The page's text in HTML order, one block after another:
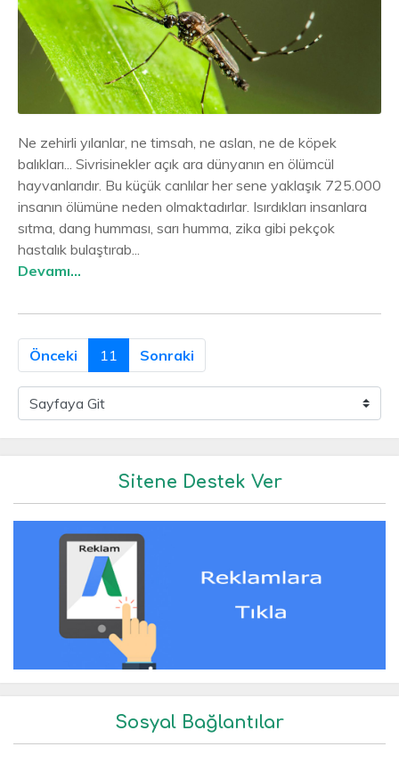
Ne zehirli yılanlar, ne timsah, ne aslan, ne de köpek
balıkları... Sivrisinekler açık ara dünyanın en ölümcül
hayvanlarıdır. Bu küçük canlılar her sene yaklaşık 725.000
insanın ölümüne neden olmaktadırlar. Isırdıkları insanlara
sıtma, dang humması, sarı humma, zika gibi pekçok
hastalık bulaştırab...
Devamı...
Önceki 11 Sonraki
Sitene Destek Ver
Sosyal Bağlantılar